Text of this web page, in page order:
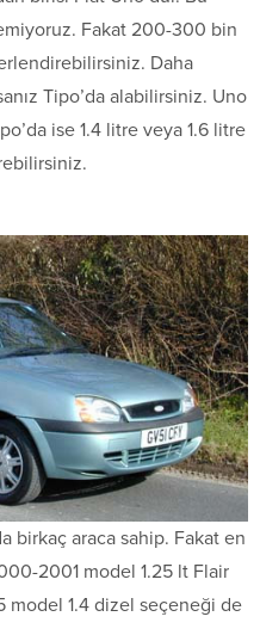
Fakat 200-300 bin
Daha
Tipo’da alabilirsiniz. Uno
ise 1.4 litre veya 1.6 litre
birkaç araca sahip. Fakat en
2001 model 1.25 lt Flair
model 1.4 dizel seçeneği de